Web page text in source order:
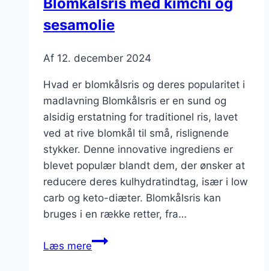
Blomkålsris med kimchi og
sesamolie
Af 12. december 2024
Hvad er blomkålsris og deres popularitet i
madlavning Blomkålsris er en sund og
alsidig erstatning for traditionel ris, lavet
ved at rive blomkål til små, rislignende
stykker. Denne innovative ingrediens er
blevet populær blandt dem, der ønsker at
reducere deres kulhydratindtag, især i low
carb og keto-diæter. Blomkålsris kan
bruges i en række retter, fra…
Læs mereBlomkålsris